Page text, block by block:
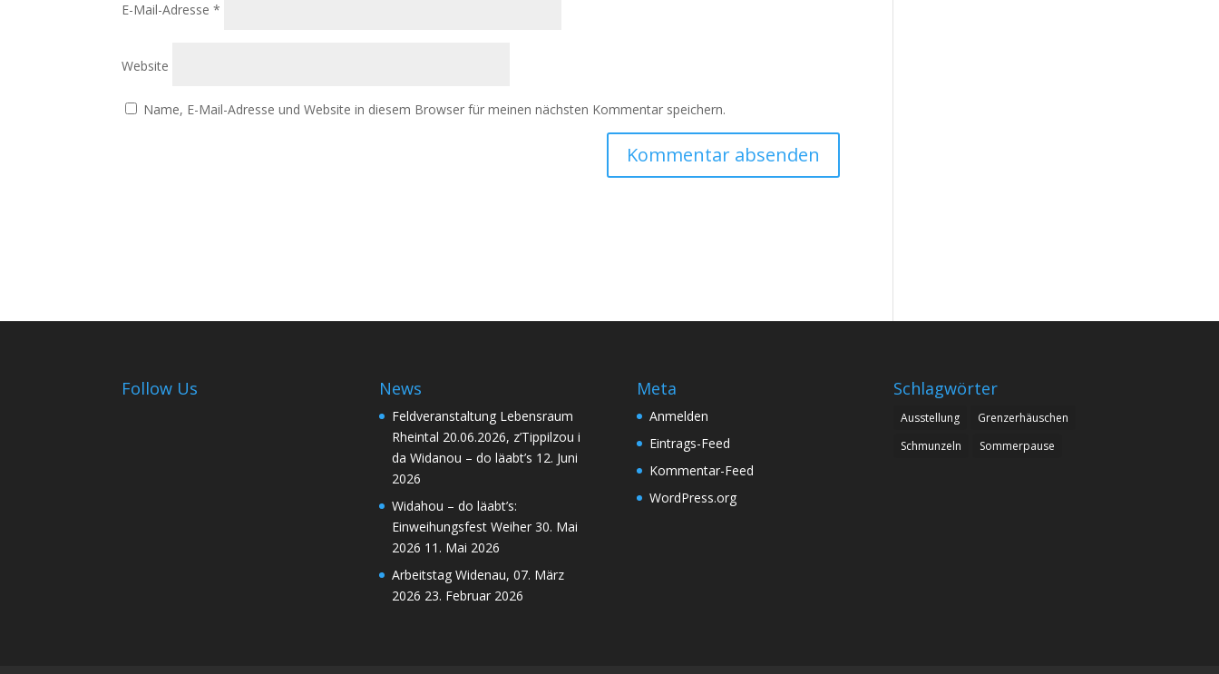
E-Mail-Adresse*
Website
Name, E-Mail-Adresse und Website in diesem Browser für meinen nächsten Kommentar speichern.
Follow Us News
Feldveranstaltung Lebensraum
Rheintal 20.06.2026, z’Tippilzou i
da Widanou – do läabt’s 12. Juni
2026
Widahou – do läabt’s:
Einweihungsfest Weiher 30. Mai
2026 11. Mai 2026
Arbeitstag Widenau, 07. März
2026 23. Februar 2026
Meta
Anmelden
Eintrags-Feed
Kommentar-Feed
WordPress.org
Schlagwörter
Ausstellung
Grenzerhäuschen
Schmunzeln
Sommerpause